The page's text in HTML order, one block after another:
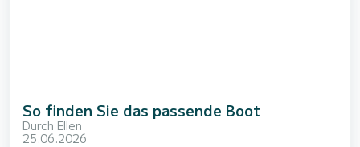
So finden Sie das passende Boot
Durch Ellen
25.06.2026